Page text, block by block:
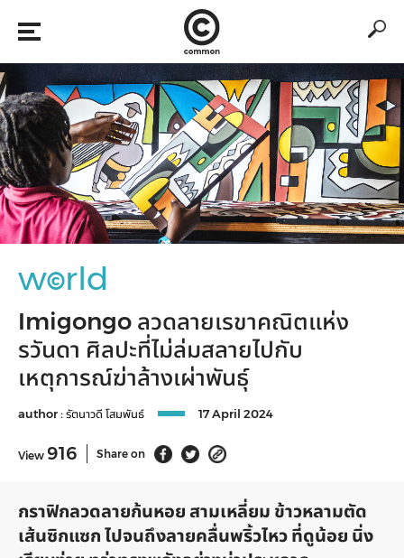
w©rld
Imigongo ลวดลายเรขาคณิตแห่ง
รวันดา ศิลปะที่ไม่ล่มสลายไปกับ
เหตุการณ์ฆ่าล้างเผ่าพันธุ์
author :รัตนาวดี โสมพันธ์ 17 April 2024
View 916 Share on
กราฟิกลวดลายก้นหอย สามเหลี่ยม ข้าวหลามตัด
เส้นซิกแซก ไปจนถึงลายคลื่นพริ้วไหว ที่ดูน้อย นิ่ง